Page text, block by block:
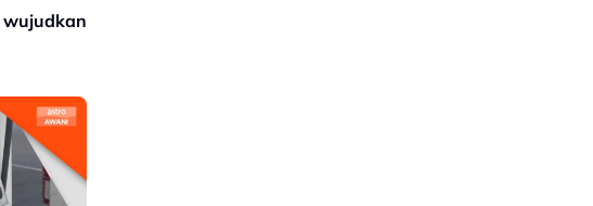
wujudkan